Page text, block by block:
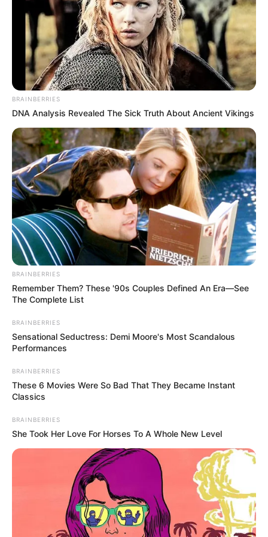
A hír gyorsan elterjedt a közösségi médiában, és a
rajongók ezreit lepte meg. „Gratulálok, Sarolta!
Nagyon örülök a boldogságodnak!” – írták többen,
osztozva az énekesnő örömében. Zalatnay mindig
is nyitottan beszélt a szeretetről és a
kapcsolatairól, és most újra megmutatta, hogy
életkora nem szab határokat a szerelemnek.A
házasságkötés ünnepélyes pillanatai tele voltak
érzelemmel és boldogsággal. A család és a barátok
feltöltve a szívét szeretettel. „Egy új kezdet, tele
lehetőségekkel és álmokkal, amik most már valóra
BRAINBERRIES
DNA Analysis Revealed The Sick Truth About Ancient Vikings
BRAINBERRIES
Remember Them? These '90s Couples Defined An Era—See
The Complete List
BRAINBERRIES
Sensational Seductress: Demi Moore's Most Scandalous
Performances
BRAINBERRIES
These 6 Movies Were So Bad That They Became Instant
Classics
BRAINBERRIES
She Took Her Love For Horses To A Whole New Level